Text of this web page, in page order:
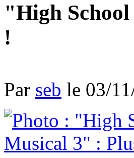
"High
!
Par seb le 03/